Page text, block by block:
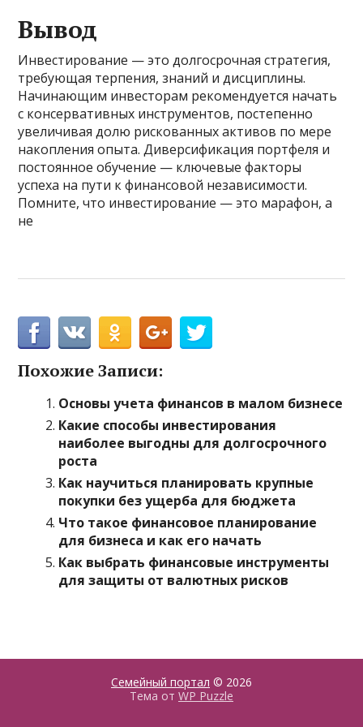
Вывод
Инвестирование — это долгосрочная стратегия,
требующая терпения, знаний и дисциплины.
Начинающим инвесторам рекомендуется начать
с консервативных инструментов, постепенно
увеличивая долю рискованных активов по мере
накопления опыта. Диверсификация портфеля и
постоянное обучение — ключевые факторы
успеха на пути к финансовой независимости.
Помните, что инвестирование — это марафон, а
не
Похожие Записи:
Основы учета финансов в малом бизнесе
Какие способы инвестирования
наиболее выгодны для долгосрочного
роста
Как научиться планировать крупные
покупки без ущерба для бюджета
Что такое финансовое планирование
для бизнеса и как его начать
Как выбрать финансовые инструменты
для защиты от валютных рисков
Семейный портал © 2026
Тема от WP Puzzle